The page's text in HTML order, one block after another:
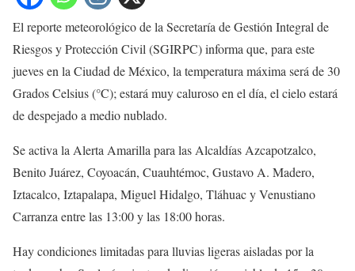
El reporte meteorológico de la Secretaría de Gestión Integral de
Riesgos y Protección Civil (SGIRPC) informa que, para este
jueves en la Ciudad de México, la temperatura máxima será de 30
Grados Celsius (°C); estará muy caluroso en el día, el cielo estará
de despejado a medio nublado.
Se activa la Alerta Amarilla para las Alcaldías Azcapotzalco,
Benito Juárez, Coyoacán, Cuauhtémoc, Gustavo A. Madero,
Iztacalco, Iztapalapa, Miguel Hidalgo, Tláhuac y Venustiano
Carranza entre las 13:00 y las 18:00 horas.
Hay condiciones limitadas para lluvias ligeras aisladas por la